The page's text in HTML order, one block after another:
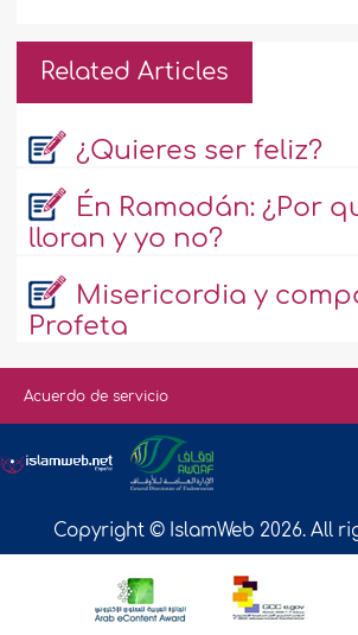
Related Articles
¿Quieres ser feliz?
Én Ramadán: ¿Por
lloran y yo no?
Misericordia y
Profeta
Acuerdo de servicio
Copyright © IslamWeb 2026. All